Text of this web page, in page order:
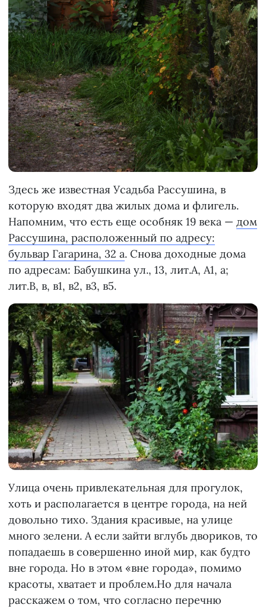
Здесь же известная Усадьба Рассушина, в
которую входят два жилых дома и флигель.
Напомним, что есть еще особняк 19 века — дом
Рассушина, расположенный по адресу:
бульвар Гагарина, 32 а. Снова доходные дома
по адресам: Бабушкина ул., 13, лит.А, А1, а;
лит.В, в, в1, в2, в3, в5.
Улица очень привлекательная для прогулок,
хоть и располагается в центре города, на ней
довольно тихо. Здания красивые, на улице
много зелени. А если зайти вглубь двориков, то
попадаешь в совершенно иной мир, как будто
вне города. Но в этом «вне города», помимо
красоты, хватает и проблем.Но для начала
расскажем о том, что согласно перечню